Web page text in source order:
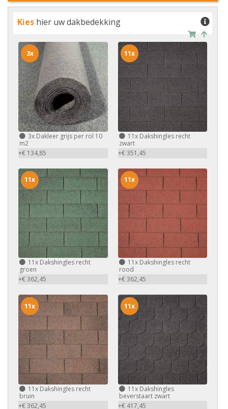
Kies hier uw dakbedekking
3x Dakleer grijs per rol 10
m2
+€ 134,85
3x
11xDakshingles recht
zwart
+€ 351,45
11x
11x Dakshingles recht
groen
+€ 362,45
11x
11xDakshingles recht
rood
+€ 362,45
11x
11x Dakshingles recht
bruin
+€ 362,45
11x
11xDakshingles
beverstaart zwart
+€ 417,45
11x